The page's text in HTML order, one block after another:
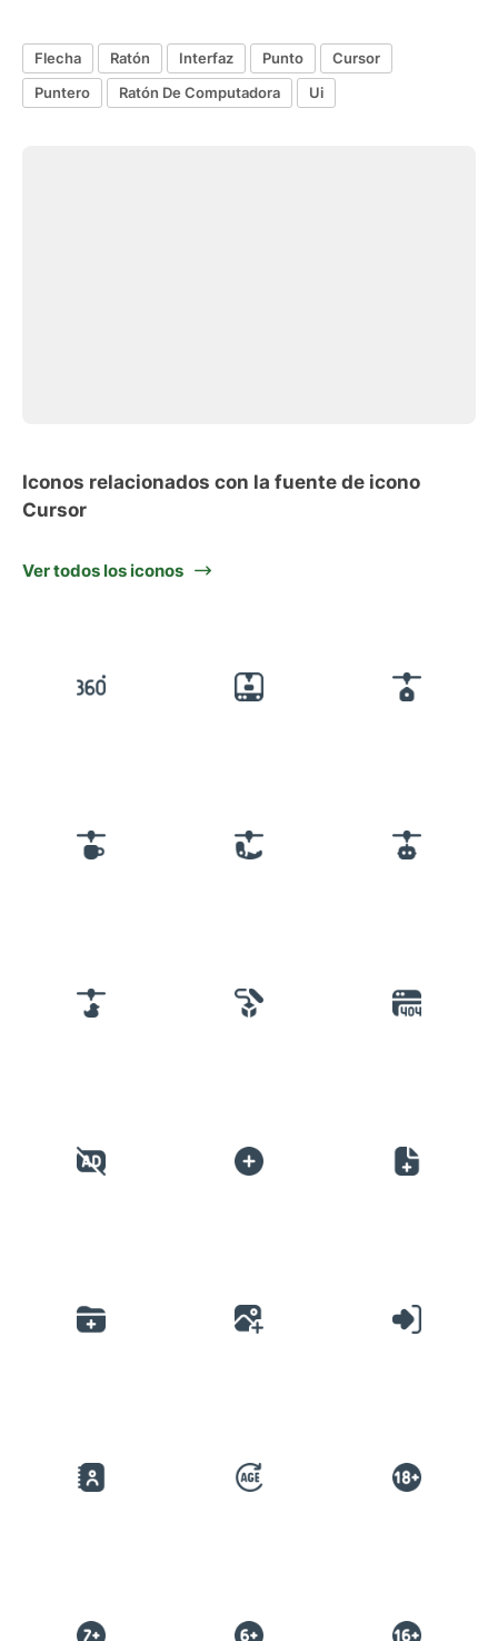
Flecha Ratón Interfaz Punto
Cursor
Puntero
Ratón De Computadora Ui
Iconos relacionados con la fuente de icono
Cursor
Ver todos los iconos